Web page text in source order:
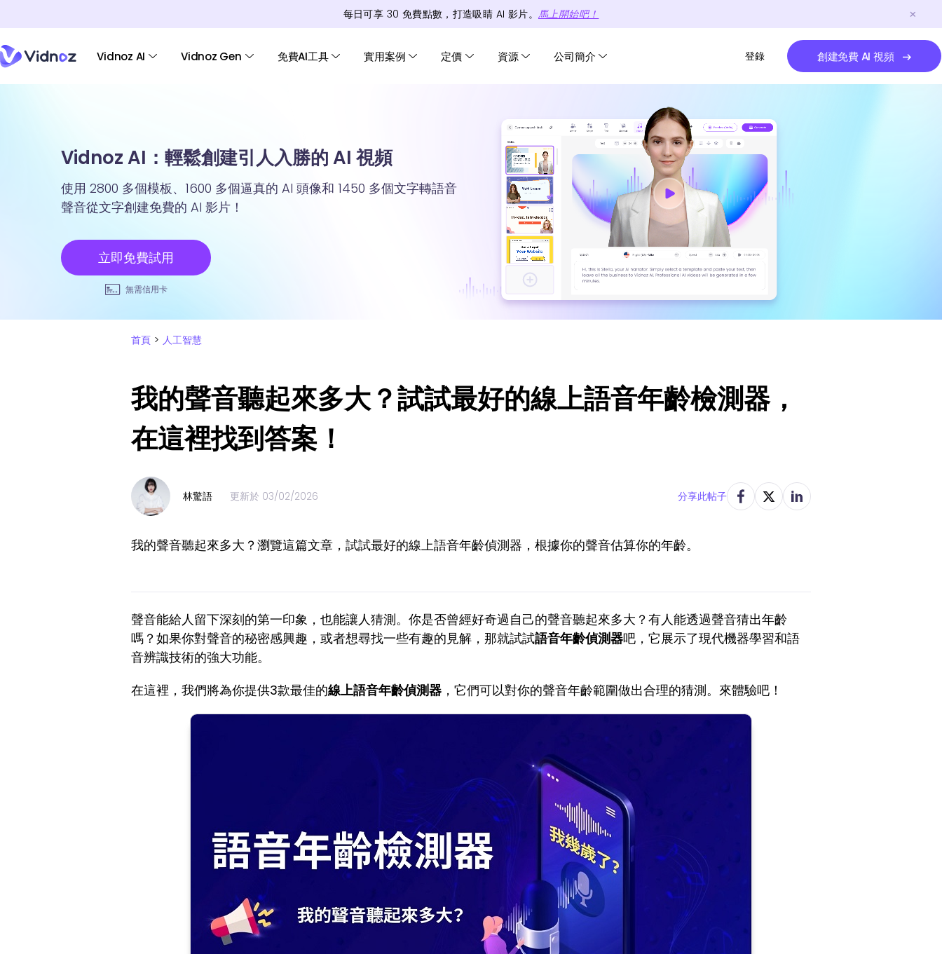
每日可享 30 免費點數 ，打造吸睛 AI 影片。馬上開始吧！
Vidnoz AI Vidnoz Gen 免費AI工具 實用案例 定價 資源 公司簡介 登錄 創建免費 AI 視頻
Vidnoz AI：輕鬆創建引人入勝的 AI 視頻
使用 2800 多個模板、1600 多個逼真的 AI 頭像和 1450 多個文字轉語音
聲音從文字創建免費的 AI 影片！
立即免費試用
無需信用卡
首頁 > 人工智慧
我的聲音聽起來多大？試試最好的線上語音年齡檢測器，
在這裡找到答案！
林驚語 更新於 03/02/2026 分享此帖子
我的聲音聽起來多大？瀏覽這篇文章，試試最好的線上語音年齡偵測器，根據你的聲音估算你的年齡。
聲音能給人留下深刻的第一印象，也能讓人猜測。你是否曾經好奇過自己的聲音聽起來多大？有人能透過聲音猜出年齡
嗎？如果你對聲音的秘密感興趣，或者想尋找一些有趣的見解，那就試試語音年齡偵測器吧，它展示了現代機器學習和語
音辨識技術的強大功能。
在這裡，我們將為你提供3款最佳的線上語音年齡偵測器 ，它們可以對你的聲音年齡範圍做出合理的猜測。來體驗吧！